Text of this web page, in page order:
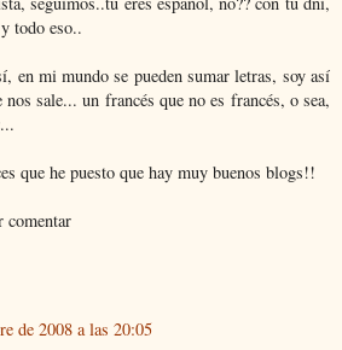
todo eso..
en mi mundo se pueden sumar letras, soy así
sale... un francés que no es francés, o sea,
...
que he puesto que hay muy buenos blogs!!
comentar
de 2008 a las 20:05